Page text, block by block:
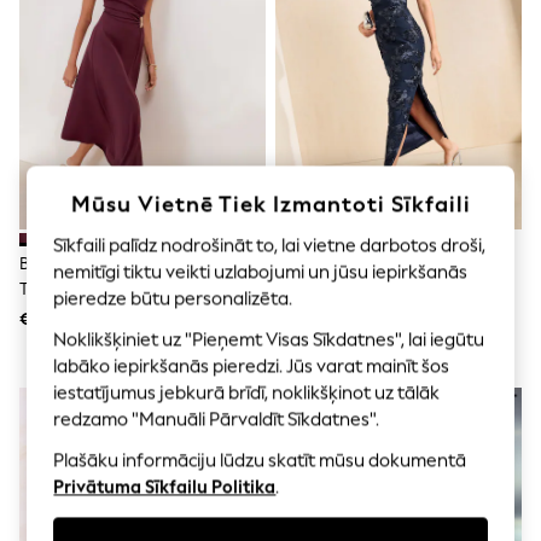
Shorts
Joggers
adidas
Nike
All Girls Schoolwear
Shoes
Dresses
Trousers
Skirts
Shirts
Polo Shirts
Sweatshirts
Cardigans
Coats & Jackets
Underwear
Socks & Tights
Multipacks
All Girls Sports & Swimwear
Trainers & Pumps
Tops
Leggings
Shorts
Baklažānu Violets - Friends Like
These Drapētā Midi Kleita Ar
Vienu Plecu
€69
Jūras Spēki - Friends Like These
Mežģīņu Detaļu Midi Kleita Ar
Mūsu Vietnē Tiek Izmantoti Sīkfaili
Sīkfaili palīdz nodrošināt to, lai vietne darbotos droši,
nemitīgi tiktu veikti uzlabojumi un jūsu iepirkšanās
pieredze būtu personalizēta.
Noklikšķiniet uz "Pieņemt Visas Sīkdatnes", lai iegūtu
labāko iepirkšanās pieredzi. Jūs varat mainīt šos
iestatījumus jebkurā brīdī, noklikšķinot uz tālāk
redzamo "Manuāli Pārvaldīt Sīkdatnes".
Plašāku informāciju lūdzu skatīt mūsu dokumentā
Privātuma Sīkfailu Politika.